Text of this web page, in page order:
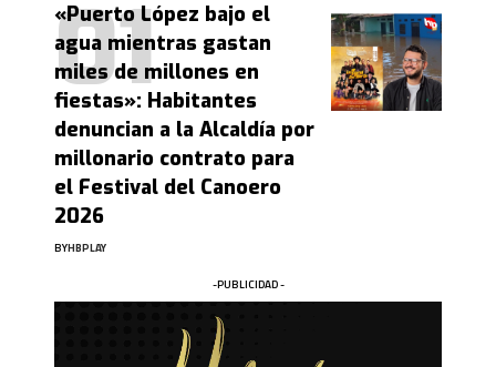
«Puerto López bajo el
agua mientras gastan
miles de millones en
fiestas»: Habitantes
denuncian a la Alcaldía por
millonario contrato para
el Festival del Canoero
2026
BYHBPLAY
-PUBLICIDAD -